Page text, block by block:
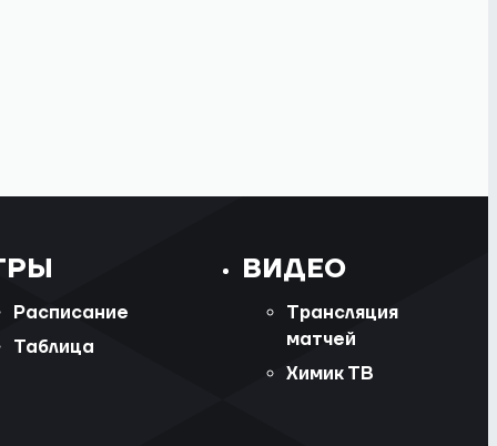
Расписание
Таблица
ВИДЕО
Трансляция
матчей
Химик ТВ